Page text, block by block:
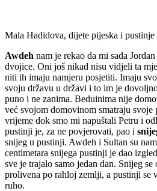
Mala Hadidova, dijete pijeska i
Awdeh nam je rekao da mi sada
dvojice. Oni još nikad nisu vidjeli ta
niti ih imaju namjeru posjetiti. Imaju
svoju državu u državi i to im je
puno i ne zanima. Beduinima nije
već svojom domovinom smatraju svoje
vrijeme dok smo mi napuštali Petru i
pustinji je, za ne povjerovati, pao i
snijeg u pustinji. Awdeh i Sultan su
centimetara snijega pustinji je dao
sve je trajalo samo jedan dan. Snijeg
prolivena po rahloj zemlji, a pustinji se
ruho.